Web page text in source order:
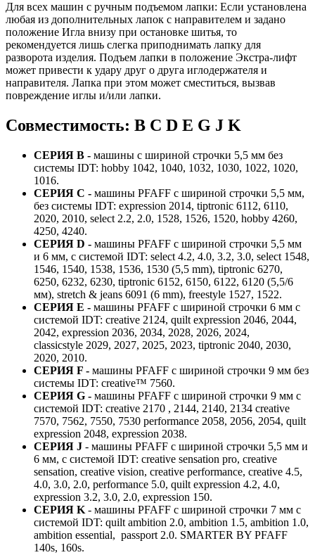
Для всех машин с ручным подъемом лапки: Если установлена
любая из дополнительных лапок с направителем и задано
положение Игла внизу при остановке шитья, то
рекомендуется лишь слегка приподнимать лапку для
разворота изделия. Подъем лапки в положение Экстра-лифт
может привести к удару друг о друга иглодержателя и
направителя. Лапка при этом может сместиться, вызвав
повреждение иглы и/или лапки.
Совместимость: B C D E G J K
СЕРИЯ B - машины с шириной строчки 5,5 мм без
системы IDT: hobby 1042, 1040, 1032, 1030, 1022, 1020,
1016.
СЕРИЯ C - машины PFAFF с шириной строчки 5,5 мм,
без системы IDT: expression 2014, tiptronic 6112, 6110,
2020, 2010, select 2.2, 2.0, 1528, 1526, 1520, hobby 4260,
4250, 4240.
СЕРИЯ D - машины PFAFF с шириной строчки 5,5 мм
и 6 мм, с системой IDT: select 4.2, 4.0, 3.2, 3.0, select 1548,
1546, 1540, 1538, 1536, 1530 (5,5 mm), tiptronic 6270,
6250, 6232, 6230, tiptronic 6152, 6150, 6122, 6120 (5,5/6
мм), stretch & jeans 6091 (6 mm), freestyle 1527, 1522.
СЕРИЯ E - машины PFAFF с шириной строчки 6 мм с
системой IDT: creative 2124, quilt expression 2046, 2044,
2042, expression 2036, 2034, 2028, 2026, 2024,
classicstyle 2029, 2027, 2025, 2023, tiptronic 2040, 2030,
2020, 2010.
СЕРИЯ F - машины PFAFF с шириной строчки 9 мм без
системы IDT: creative™ 7560.
СЕРИЯ G - машины PFAFF с шириной строчки 9 мм с
системой IDT: creative 2170 , 2144, 2140, 2134 creative
7570, 7562, 7550, 7530 performance 2058, 2056, 2054, quilt
expression 2048, expression 2038.
СЕРИЯ J - машины PFAFF с шириной строчки 5,5 мм и
6 мм, с системой IDT: creative sensation pro, creative
sensation, creative vision, creative performance, creative 4.5,
4.0, 3.0, 2.0, performance 5.0, quilt expression 4.2, 4.0,
expression 3.2, 3.0, 2.0, expression 150.
СЕРИЯ K - машины PFAFF с шириной строчки 7 мм с
системой IDT: quilt ambition 2.0, ambition 1.5, ambition 1.0,
ambition essential, passport 2.0. SMARTER BY PFAFF
140s, 160s.